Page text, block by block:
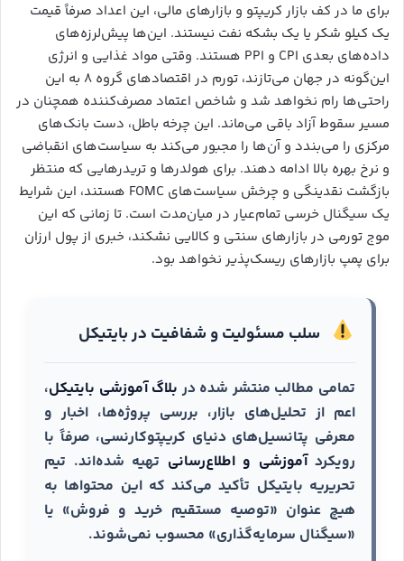
برای ما در کف بازار کریپتو و بازارهای مالی، این اعداد صرفاً قیمت
یک کیلو شکر یا یک بشکه نفت نیستند. این‌ها پیش‌لرزه‌های
داده‌های بعدی CPI و PPI هستند. وقتی مواد غذایی و انرژی
این‌گونه در جهان می‌تازند، تورم در اقتصادهای گروه ۸ به این
راحتی‌ها رام نخواهد شد و شاخص اعتماد مصرف‌کننده همچنان در
مسیر سقوط آزاد باقی می‌ماند. این چرخه باطل، دست بانک‌های
مرکزی را می‌بندد و آن‌ها را مجبور می‌کند به سیاست‌های انقباضی
و نرخ بهره بالا ادامه دهند. برای هولدرها و تریدرهایی که منتظر
بازگشت نقدینگی و چرخش سیاست‌های FOMC هستند، این شرایط
یک سیگنال خرسی تمام‌عیار در میان‌مدت است. تا زمانی که این
موج تورمی در بازارهای سنتی و کالایی نشکند، خبری از پول ارزان
برای پمپ بازارهای ریسک‌پذیر نخواهد بود.
سلب مسئولیت و شفافیت در بایتیکل
تمامی مطالب منتشر شده در بلاگ آموزشی بایتیکل،
اعم از تحلیل‌های بازار، بررسی پروژه‌ها، اخبار و
معرفی پتانسیل‌های دنیای کریپتوکارنسی، صرفاً با
رویکردآموزشی و اطلاع‌رسانی تهیه شده‌اند. تیم
تحریریه بایتیکل تأکید می‌کند که این محتواها به
هیچ عنوان «توصیه مستقیم خرید و فروش» یا
«سیگنال سرمایه‌گذاری» محسوب نمی‌شوند.